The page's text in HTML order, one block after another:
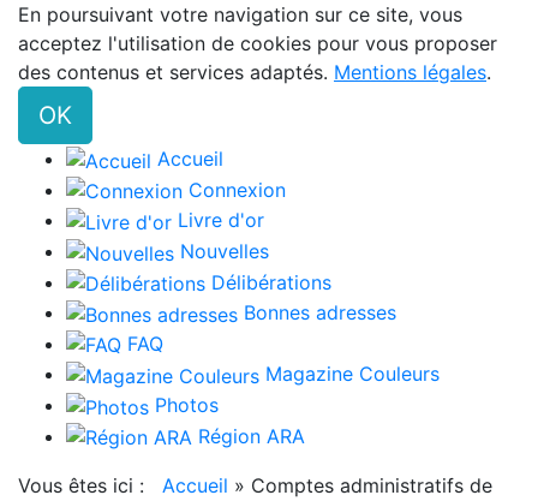
En poursuivant votre navigation sur ce site, vous
acceptez l'utilisation de cookies pour vous proposer
des contenus et services adaptés. Mentions légales.
OK
Accueil
Connexion
Livre d'or
Nouvelles
Délibérations
Bonnes adresses
FAQ
Magazine Couleurs
Photos
Région ARA
Vous êtes ici : Accueil » Comptes administratifs de